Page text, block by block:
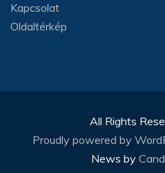
Kapcsolat
Oldaltérkép
All Rights
Proudly powered by
News by